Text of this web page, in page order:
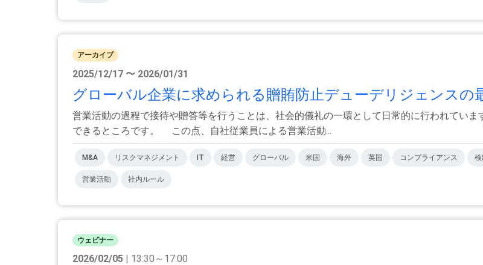
アーカイブ
2025/12/17 〜 2026/01/31
グローバル企業に求められる贈賄防止デューデリジェンスの
営業活動の過程で接待や贈答等を行うことは、社会的儀礼の一環として日常的に行われてい
できるところです。 この点、自社従業員による営業活動...
M&A リスクマネジメント IT 経営 グローバル 米国 海外 英国 コンプライアンス 検
営業活動 社内ルール
ウェビナー
2026/02/05 | 13:30～17:00